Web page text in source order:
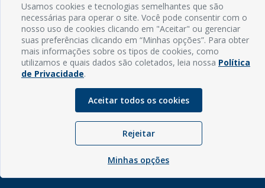
Endereço: Rua Capitão Vicente de Brito, S/N - Centro
CEP: 59598-000 - Guamaré - RN
Contato: (84) 3525-2032
E-mail: diretoria@guamare.rn.leg.br
Horário: Segunda a sexta-feira, das 8h às 12h
© Copyright - 2026 | Câmara Municipal de Guamaré - RN |
Desenvolvido porSogo Tecnologia
Usamos cookies e tecnologias semelhantes que são
necessárias para operar o site. Você pode consentir com o
nosso uso de cookies clicando em "Aceitar" ou gerenciar
suas preferências clicando em “Minhas opções”. Para obter
mais informações sobre os tipos de cookies, como
utilizamos e quais dados são coletados, leia nossa Política
de Privacidade.
Aceitar todos os cookies
Rejeitar
Minhas opções